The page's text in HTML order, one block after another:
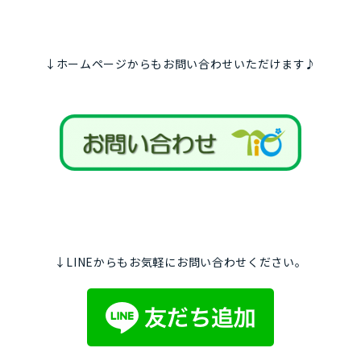
↓ホームページからもお問い合わせいただけます♪
↓LINEからもお気軽にお問い合わせください。